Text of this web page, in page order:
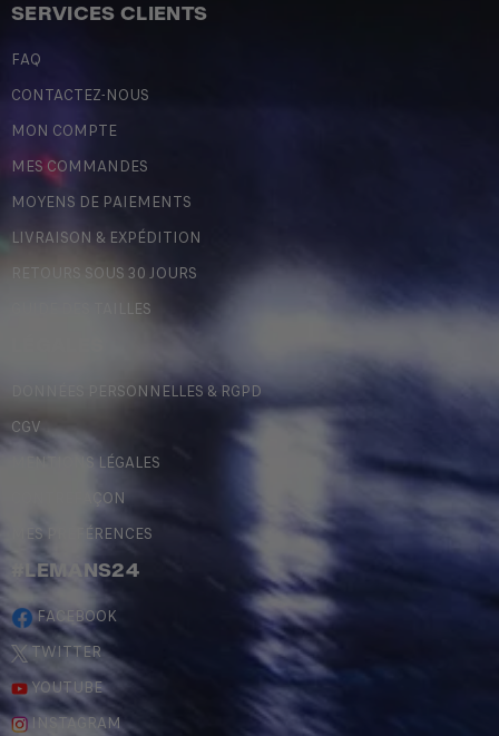
SERVICES CLIENTS
FAQ
CONTACTEZ-NOUS
MON COMPTE
MES COMMANDES
MOYENS DE PAIEMENTS
LIVRAISON & EXPÉDITION
RETOURS SOUS 30 JOURS
GUIDE DES TAILLES
DONNÉES PERSONNELLES & RGPD
CGV
MENTIONS LÉGALES
CONTREFAÇON
MES PRÉFÉRENCES
#LEMANS24
FACEBOOK
TWITTER
YOUTUBE
INSTAGRAM